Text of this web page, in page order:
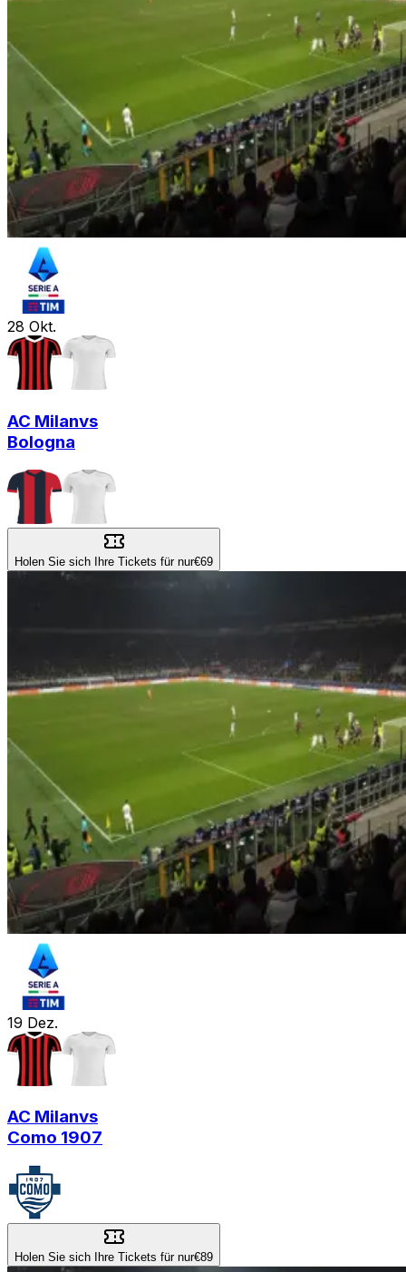
28 Okt.
AC Milanvs
Bologna
Holen Sie sich Ihre Tickets für nur€69
19 Dez.
AC Milanvs
Como 1907
Holen Sie sich Ihre Tickets für nur€89